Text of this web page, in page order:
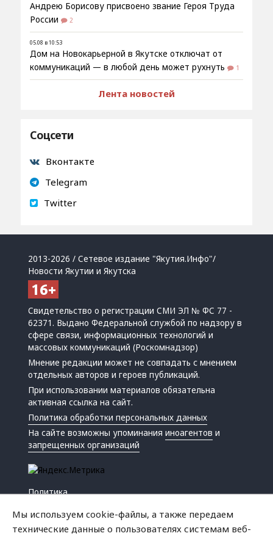
Андрею Борисову присвоено звание Героя Труда
России
2
05.08 в 10:53
Дом на Новокарьерной в Якутске отключат от
коммуникаций — в любой день может рухнуть
1
Лента новостей
Соцсети
Вконтакте
Telegram
Twitter
2013-2026 / Сетевое издание "Якутия.Инфо"/
Новости Якутии и Якутска
Свидетельство о регистрации СМИ ЭЛ № ФС 77 -
62371. Выдано Федеральной службой по надзору в
сфере связи, информационных технологий и
массовых коммуникаций (Роскомнадзор)
Мнение редакции может не совпадать с мнением
отдельных авторов и героев публикаций.
При использовании материалов обязательна
активная ссылка на сайт.
Политика обработки персональных данных
На сайте возможны упоминанияиноагентов и
запрещенных организаций
Политика
Мы используем cookie-файлы, а также передаем
технические данные о пользователях системам веб-